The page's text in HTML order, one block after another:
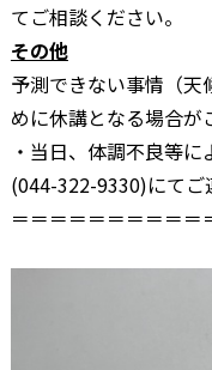
てご相談ください。
その他
予測できない事情（
めに休講となる場合が
・当日、体調不良等
(044-322-9330)にてご
＝＝＝＝＝＝＝＝＝＝